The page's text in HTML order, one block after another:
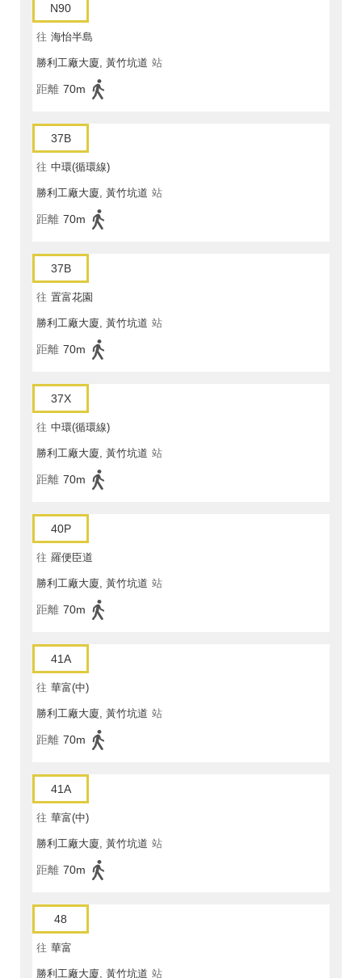
N90
往 海怡半島
勝利工廠大廈, 黃竹坑道 站
距離 70m
37B
往 中環(循環線)
勝利工廠大廈, 黃竹坑道 站
距離 70m
37B
往 置富花園
勝利工廠大廈, 黃竹坑道 站
距離 70m
37X
往 中環(循環線)
勝利工廠大廈, 黃竹坑道 站
距離 70m
40P
往 羅便臣道
勝利工廠大廈, 黃竹坑道 站
距離 70m
41A
往 華富(中)
勝利工廠大廈, 黃竹坑道 站
距離 70m
41A
往 華富(中)
勝利工廠大廈, 黃竹坑道 站
距離 70m
48
往 華富
勝利工廠大廈, 黃竹坑道 站